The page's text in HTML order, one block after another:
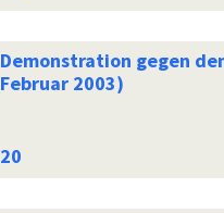
Demonstration gegen
Februar 2003)